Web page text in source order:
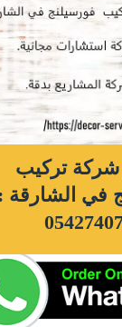
تركيب
في الشارقة :